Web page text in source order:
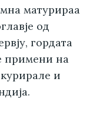
матурираа
од
гордата
примени на
и